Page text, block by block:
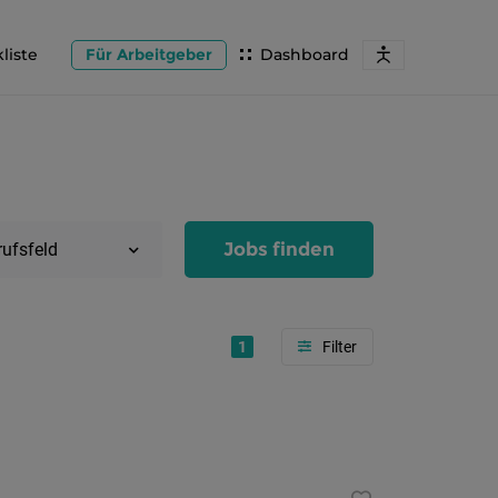
Dashboard
Für Arbeitgeber
Jobs finden
1